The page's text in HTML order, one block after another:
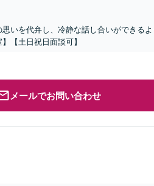
いを代弁し、冷静な話し合いができる
【土日祝日面談可】
メールでお問い合わせ